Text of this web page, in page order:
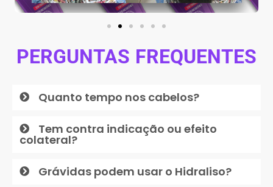
PERGUNTAS FREQUENTES
Quanto tempo nos cabelos?
Tem contra indicação ou efeito
colateral?
Grávidas podem usar o Hidraliso?